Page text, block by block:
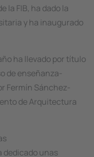
la FIB, ha dado la
y ha inaugurado
ha llevado por título
de enseñanza-
Fermín Sánchez-
de Arquitectura
dedicado unas